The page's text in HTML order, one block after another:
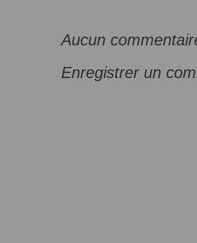
Aucun
Enregistrer un